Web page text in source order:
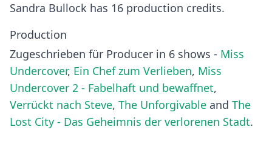
Sandra Bullock has 16 production credits.
Production
Zugeschrieben für Producer in 6 shows - Miss
Undercover, Ein Chef zum Verlieben, Miss
Undercover 2 - Fabelhaft und bewaffnet,
Verrückt nach Steve, The Unforgivable and The
Lost City - Das Geheimnis der verlorenen Stadt.